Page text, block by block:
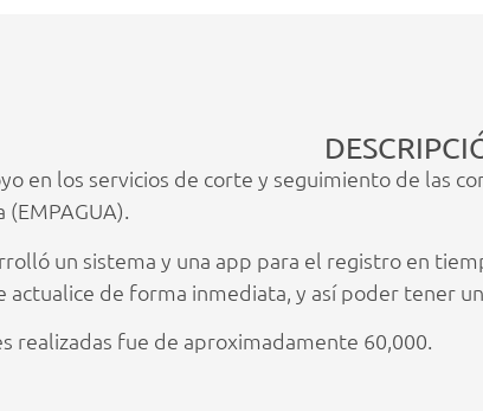
en los servicios de corte y seguimiento de las
un sistema y una app para el registro en
actualice de forma inmediata, y así poder tener
realizadas fue de aproximadamente 60,000.